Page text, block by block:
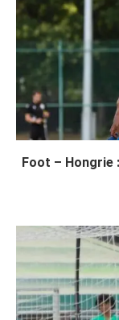
Foot – Hongrie